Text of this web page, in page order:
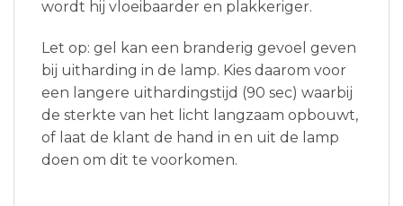
wordt hij vloeibaarder en plakkeriger.
Let op: gel kan een branderig gevoel geven
bij uitharding in de lamp. Kies daarom voor
een langere uithardingstijd (90 sec) waarbij
de sterkte van het licht langzaam opbouwt,
of laat de klant de hand in en uit de lamp
doen om dit te voorkomen.